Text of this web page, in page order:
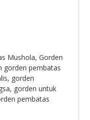
Mushola, Gorden
gorden pembatas
, gorden
, gorden untuk
pembatas